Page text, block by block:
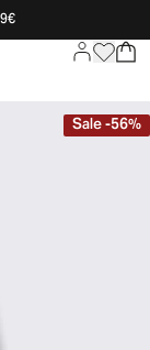
Sale-56%